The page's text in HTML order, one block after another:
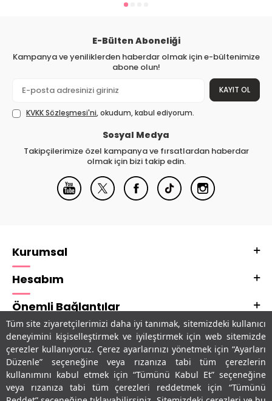
Tüm site ziyaretçilerimizi daha iyi tanımak, sitemizdeki kullanıcı
deneyimini kişiselleştirmek ve iyileştirmek için web sitemizde
çerezler kullanıyoruz. Çerez ayarlarınızı yönetmek için “Ayarları
Düzenle” seçeneğine veya rızanıza tabi tüm çerezlerin
kullanımını kabul etmek için “Tümünü Kabul Et” seçeneğine
veya rızanıza tabi tüm çerezleri reddetmek için “Tümünü
E-Bülten Aboneliği
Kampanya ve yeniliklerden haberdar olmak için e-bültenimize
abone olun!
KAYIT OL
KVKK Sözleşmesi'ni, okudum, kabul ediyorum.
Sosyal Medya
Takipçilerimize özel kampanya ve fırsatlardan haberdar
olmak için bizi takip edin.
Kurumsal
Hesabım
Önemli Bağlantılar
Adres & İletişim
Uygulamalarımız